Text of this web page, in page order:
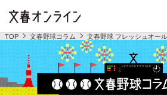
TOP 文春野球コラム 文春野球 フレッシュオー